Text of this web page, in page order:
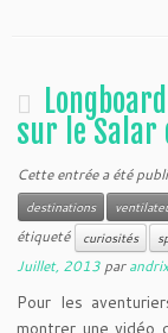
sur le Salar
Cette entrée a été
destinations
étiqueté
curiosités
Juillet, 2013 par
Pour les
montrer une vidéo